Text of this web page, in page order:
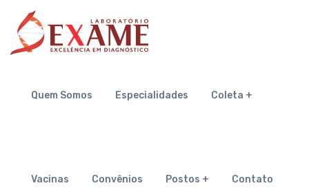
Quem Somos Especialidades Coleta +
Vacinas Convênios Postos + Contato
Quem Somos